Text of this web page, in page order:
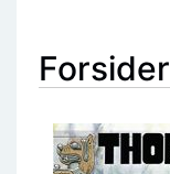
Forsider